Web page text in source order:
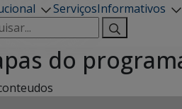
ServiçosInformativos
do